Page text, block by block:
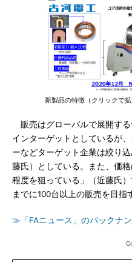
新製品の特徴（クリックで
販売はグローバルで展開す
インターゲットとしているが
ーなどターゲット企業は絞り
藤氏）としている。また、価
程度を狙っている」（近藤氏
までに100台以上の販売を目指
≫「FAニュース」のバックナ